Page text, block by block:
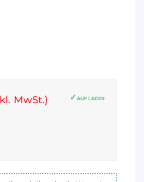
AUF LAGER
MwSt.)